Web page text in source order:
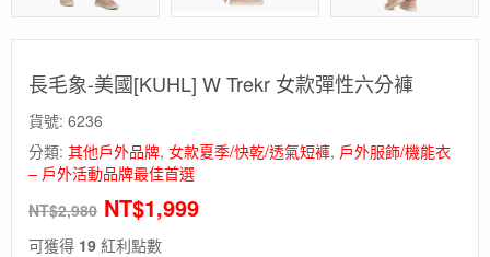
長毛象-美國[KUHL] W Trekr 女款彈性六分褲
貨號: 6236
分類: 其他戶外品牌, 女款夏季/快乾/透氣短褲, 戶外服飾/機能衣
– 戶外活動品牌最佳首選
NT$2,980 NT$1,999
可獲得 19 紅利點數